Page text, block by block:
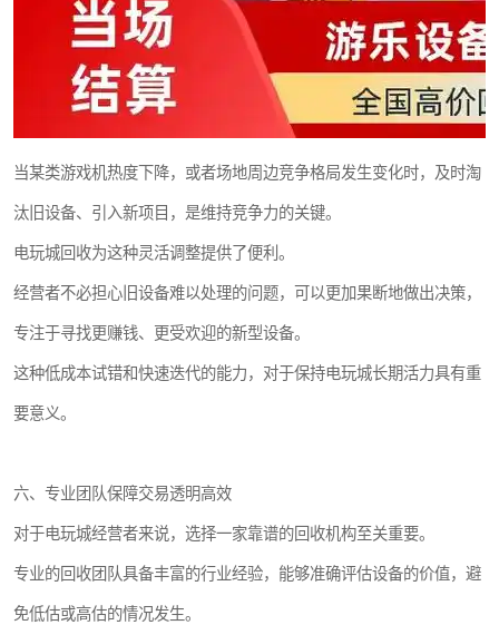
当某类游戏机热度下降，或者场地周边竞争格局发生变化时，及时淘
汰旧设备、引入新项目，是维持竞争力的关键。
电玩城回收为这种灵活调整提供了便利。
经营者不必担心旧设备难以处理的问题，可以更加果断地做出决策，
专注于寻找更赚钱、更受欢迎的新型设备。
这种低成本试错和快速迭代的能力，对于保持电玩城长期活力具有重
要意义。
六、专业团队保障交易透明高效
对于电玩城经营者来说，选择一家靠谱的回收机构至关重要。
专业的回收团队具备丰富的行业经验，能够准确评估设备的价值，避
免低估或高估的情况发生。